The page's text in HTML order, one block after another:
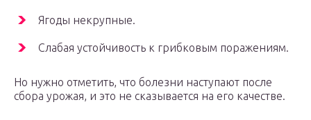
Ягоды некрупные.
Слабая устойчивость к грибковым поражениям.
Но нужно отметить, что болезни наступают после
сбора урожая, и это не сказывается на его качестве.